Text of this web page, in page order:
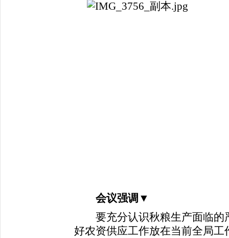
会议强调 ▼
要充分认识秋粮生产面临的
好农资供应工作放在当前全局